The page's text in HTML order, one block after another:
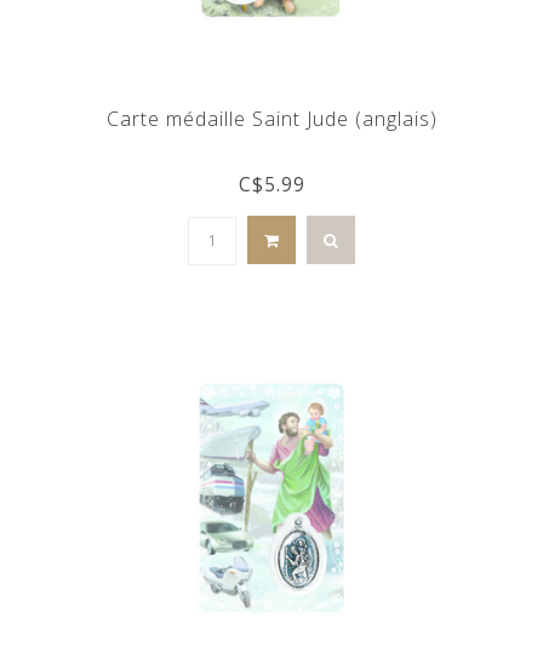
Carte médaille Saint Jude (anglais)
C$5.99